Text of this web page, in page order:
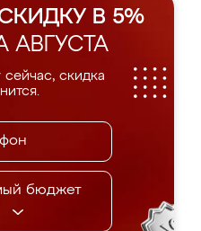
В 5%
АВГУСТА
сейчас, скидка
бюджет